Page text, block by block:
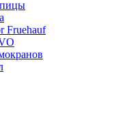
Fruehauf